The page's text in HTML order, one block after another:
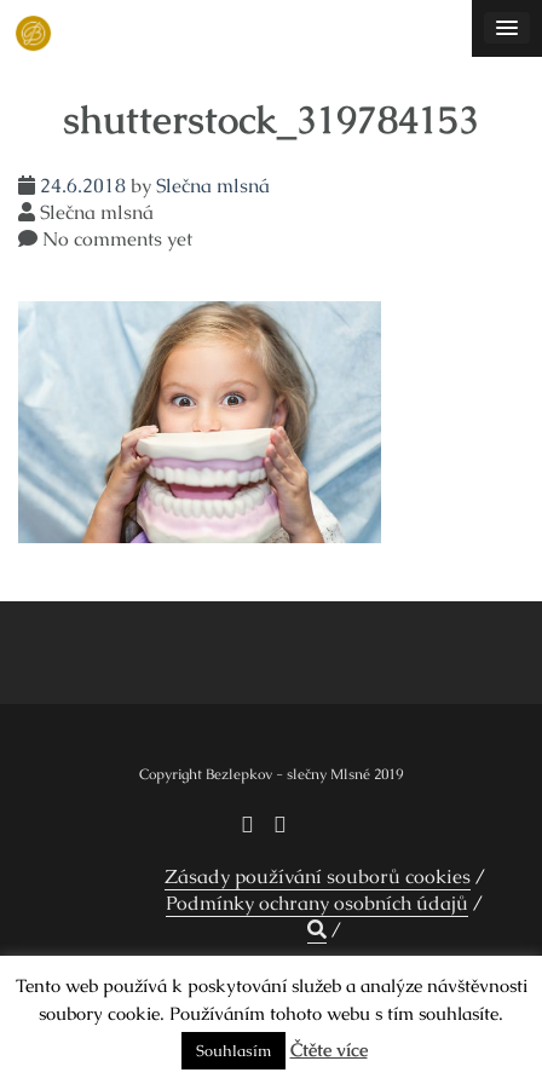
Skip
shutterstock_319784153
24.6.2018bySlečna mlsná
Slečna mlsná
No comments yet
Copyright Bezlepkov - slečny Mlsné 2019
Zásady používání souborů cookies
Podmínky ochrany osobních údajů
Design by Smartcat
Tento web používá k poskytování služeb a analýze návštěvnosti
soubory cookie. Používáním tohoto webu s tím souhlasíte.
Souhlasím Čtěte více